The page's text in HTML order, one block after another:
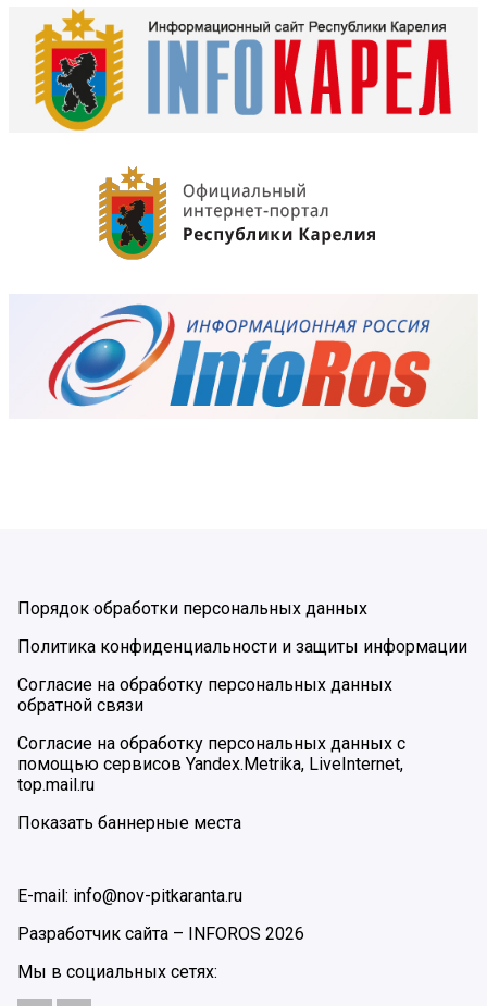
Порядок обработки персональных данных
Политика конфиденциальности и защиты информации
Согласие на обработку персональных данных
обратной связи
Согласие на обработку персональных данных с
помощью сервисов Yandex.Metrika, LiveInternet,
top.mail.ru
Показать баннерные места
E-mail: info@nov-pitkaranta.ru
Разработчик сайта –
INFOROS 2026
Мы в социальных сетях: